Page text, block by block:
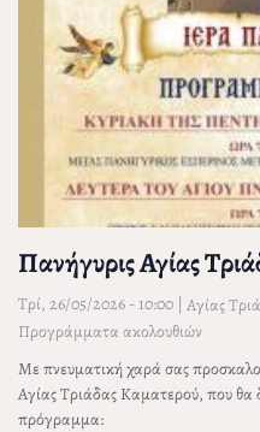
Πανήγυρις Αγίας
Τρί, 26/05/2026 - 10:00 | Αγίας
Προγράμματα ακολουθιών
Mε πνευματική χαρά σας
Αγίας Τριάδας Καματερού, που θα
πρόγραμμα: